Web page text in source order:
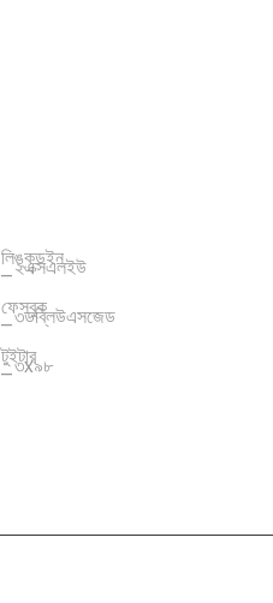
লিঙ্কডইন
ফেসবুক
টুইটার